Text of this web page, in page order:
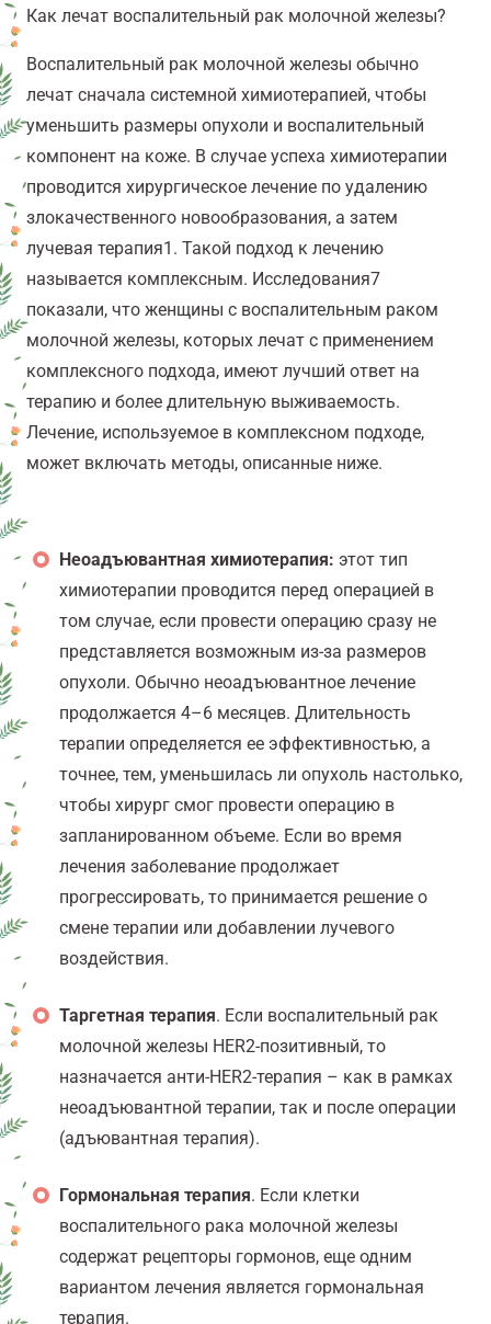
Как лечат воспалительный рак молочной железы?
Воспалительный рак молочной железы обычно
лечат сначала системной химиотерапией, чтобы
уменьшить размеры опухоли и воспалительный
компонент на коже. В случае успеха химиотерапии
проводится хирургическое лечение по удалению
злокачественного новообразования, а затем
лучевая терапия1 . Такой подход к лечению
называется комплексным. Исследования7
показали, что женщины с воспалительным раком
молочной железы, которых лечат с применением
комплексного подхода, имеют лучший ответ на
терапию и более длительную выживаемость.
Лечение, используемое в комплексном подходе,
может включать методы, описанные ниже.
Неоадъювантная химиотерапия: этот тип
химиотерапии проводится перед операцией в
том случае, если провести операцию сразу не
представляется возможным из-за размеров
опухоли. Обычно неоадъювантное лечение
продолжается 4–6 месяцев. Длительность
терапии определяется ее эффективностью, а
точнее, тем, уменьшилась ли опухоль настолько,
чтобы хирург смог провести операцию в
запланированном объеме. Если во время
лечения заболевание продолжает
прогрессировать, то принимается решение о
смене терапии или добавлении лучевого
воздействия.
Таргетная терапия. Если воспалительный рак
молочной железы HER2-позитивный, то
назначается анти-HER2-терапия – как в рамках
неоадъювантной терапии, так и после операции
(адъювантная терапия).
Гормональная терапия. Если клетки
воспалительного рака молочной железы
содержат рецепторы гормонов, еще одним
вариантом лечения является гормональная
терапия.